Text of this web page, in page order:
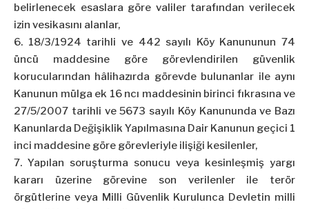
belirlenecek esaslara göre valiler tarafından verilecek
izin vesikasını alanlar,
6. 18/3/1924 tarihli ve 442 sayılı Köy Kanununun 74
üncü maddesine göre görevlendirilen güvenlik
korucularından hâlihazırda görevde bulunanlar ile aynı
Kanunun mülga ek 16 ncı maddesinin birinci fıkrasına ve
27/5/2007 tarihli ve 5673 sayılı Köy Kanununda ve Bazı
Kanunlarda Değişiklik Yapılmasına Dair Kanunun geçici 1
inci maddesine göre görevleriyle ilişiği kesilenler,
7. Yapılan soruşturma sonucu veya kesinleşmiş yargı
kararı üzerine görevine son verilenler ile terör
örgütlerine veya Milli Güvenlik Kurulunca Devletin milli